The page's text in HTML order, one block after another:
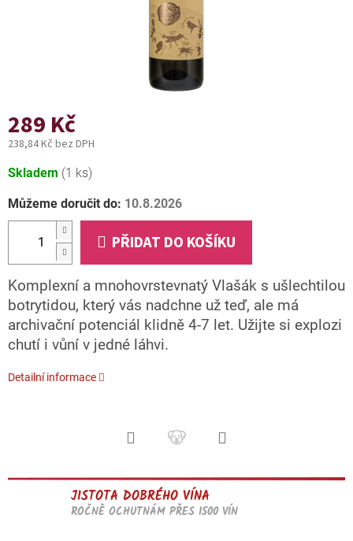
289 Kč
238,84 Kč bez DPH
Měrná
Skladem (1 ks)
Můžeme doručit do: 10.8.2026
PŘIDAT DO KOŠÍKU
Komplexní a mnohovrstevnatý Vlašák s ušlechtilou
botrytidou, který vás nadchne už teď, ale má
archivační potenciál klidně 4-7 let. Užijte si explozi
chutí i vůní v jedné láhvi.
Detailní informace
JISTOTA DOBRÉHO VÍNA
ROČNĚ OCHUTNÁM PŘES 1500 VÍN